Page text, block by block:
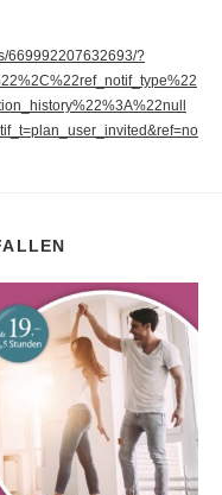
669992207632693/?